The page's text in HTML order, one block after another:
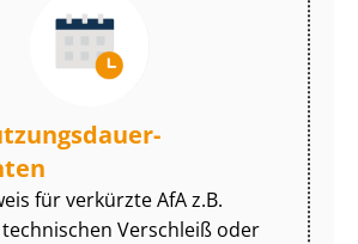
für verkürzte AfA z.B.
Verschleiß oder